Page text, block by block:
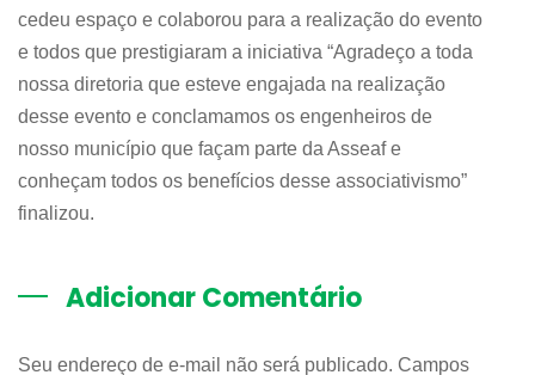
cedeu espaço e colaborou para a realização do evento
e todos que prestigiaram a iniciativa “Agradeço a toda
nossa diretoria que esteve engajada na realização
desse evento e conclamamos os engenheiros de
nosso município que façam parte da Asseaf e
conheçam todos os benefícios desse associativismo”
finalizou.
Adicionar Comentário
Seu endereço de e-mail não será publicado. Campos